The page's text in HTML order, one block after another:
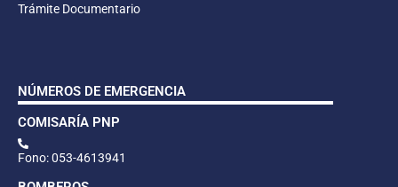
Trámite Documentario
NÚMEROS DE EMERGENCIA
COMISARÍA PNP
Fono: 053-4613941